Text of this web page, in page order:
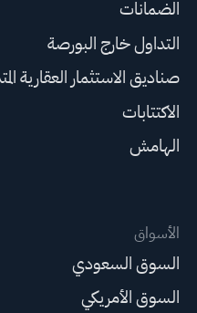
الضمانات
التداول خارج البورصة
صناديق الاستثمار العقارية
الاكتتابات
الهامش
الأسواق
السوق السعودي
السوق الأمريكي